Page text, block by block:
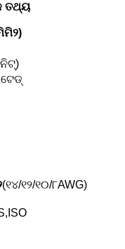
ତଥ୍ୟ
(୧୪/୧୨/୧୦/୮AWG)